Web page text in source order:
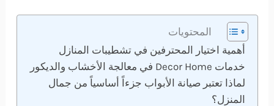
المحتويات
أهمية اختيار المحترفين في تشطيبات المنازل
خدمات Decor Home في معالجة الأخشاب والديكور
لماذا تعتبر صيانة الأبواب جزءاً أساسياً من جمال
المنزل؟